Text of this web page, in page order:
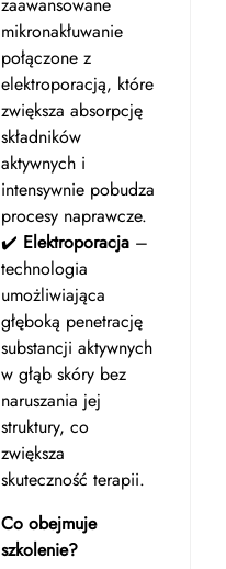
mikronakłuwanie
połączone z
elektroporacją, które
zwiększa absorpcję
składników
aktywnych i
intensywnie pobudza
procesy naprawcze.
✔️ Elektroporacja–
technologia
umożliwiająca
głęboką penetrację
substancji aktywnych
w głąb skóry bez
naruszania jej
struktury, co
zwiększa
skuteczność terapii.
Co obejmuje
szkolenie?